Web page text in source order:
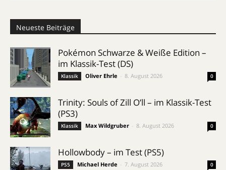
Neueste Beiträge
Pokémon Schwarze & Weiße Edition –
im Klassik-Test (DS)
Klassik Oliver Ehrle 8. August 2026 0
Trinity: Souls of Zill O’ll – im Klassik-Test
(PS3)
Klassik Max Wildgruber 8. August 2026 0
Hollowbody – im Test (PS5)
PS5 Michael Herde 7. August 2026 0